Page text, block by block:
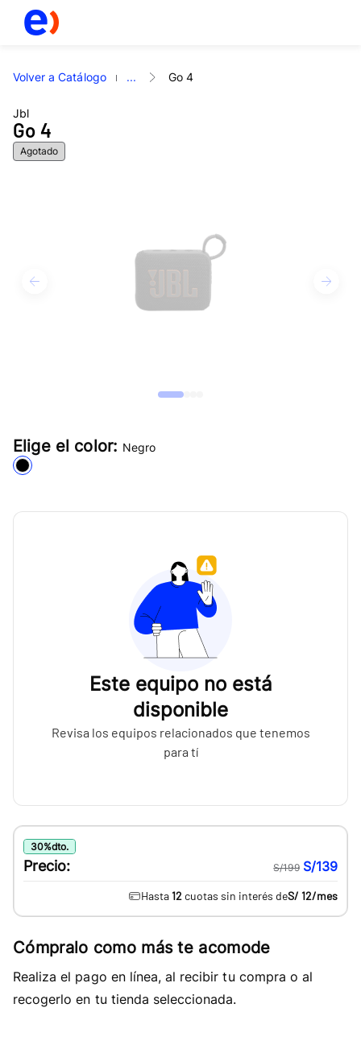
Volver a Catálogo ... Go 4
Jbl
Go 4
Agotado
Elige el color: Negro
Este equipo no está
disponible
Revisa los equipos relacionados que tenemos
para tí
30%dto.
Precio: S/199 S/139
Hasta 12 cuotas sin interés deS/ 12/mes
Cómpralo como más te acomode
Realiza el pago en línea, al recibir tu compra o al
recogerlo en tu tienda seleccionada.